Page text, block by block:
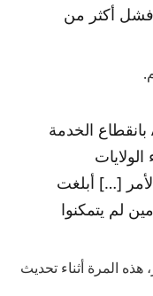
فشل أكثر من
اعترفت شركة الاتصالات AT&T بانقطاع الخدمة
[…] أبلغت
لم يتمكنوا
المرة أثناء تحديث